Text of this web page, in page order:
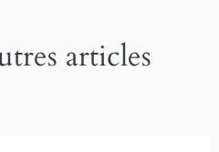
articles